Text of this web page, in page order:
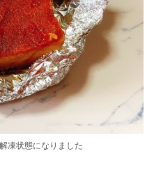
凍状態になりました